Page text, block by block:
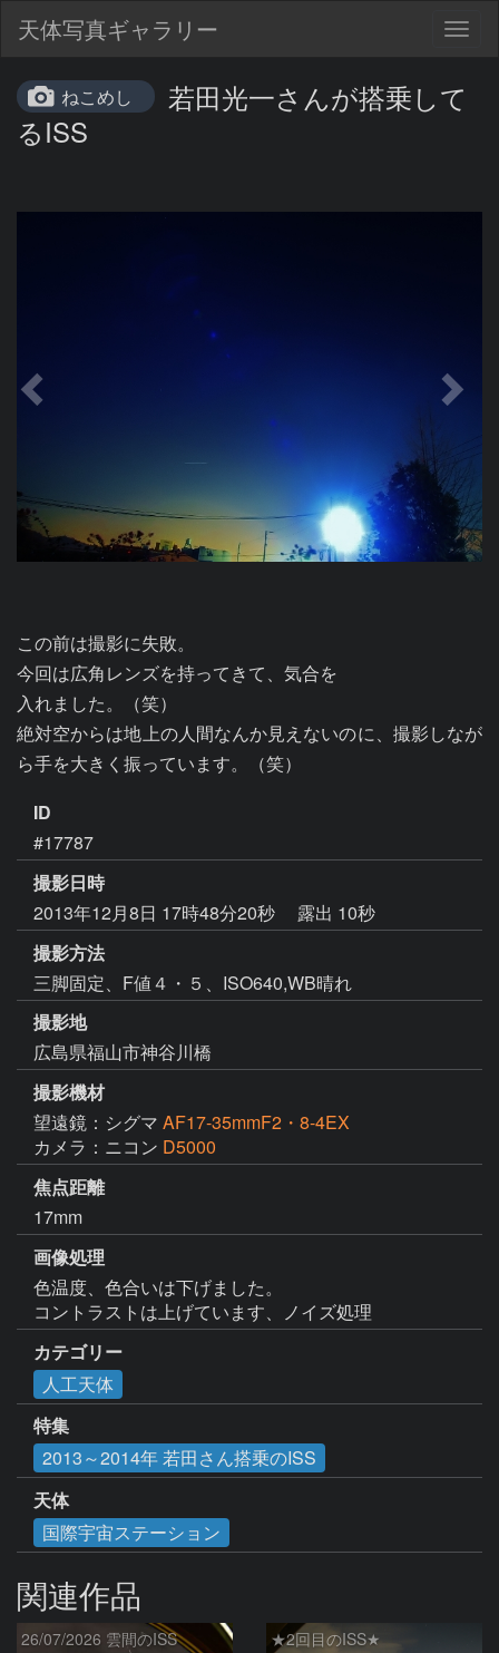
天体写真ギャラリー
ねこめし
若田光一さんが搭乗して
るISS
この前は撮影に失敗。
今回は広角レンズを持ってきて、気合を
入れました。（笑）
絶対空からは地上の人間なんか見えないのに、撮影しなが
ら手を大きく振っています。（笑）
ID
#17787
撮影日時
2013年12月8日 17時48分20秒
露出 10秒
撮影方法
三脚固定、F値４・５、ISO640,WB晴れ
撮影地
広島県福山市神谷川橋
撮影機材
望遠鏡：シグマ AF17-35mmF2・8-4EX
カメラ：ニコン D5000
焦点距離
17mm
画像処理
色温度、色合いは下げました。
コントラストは上げています、ノイズ処理
カテゴリー
人工天体
特集
2013～2014年 若田さん搭乗のISS
天体
国際宇宙ステーション
関連作品
26/07/2026 雲間のISS ★2回目のISS★